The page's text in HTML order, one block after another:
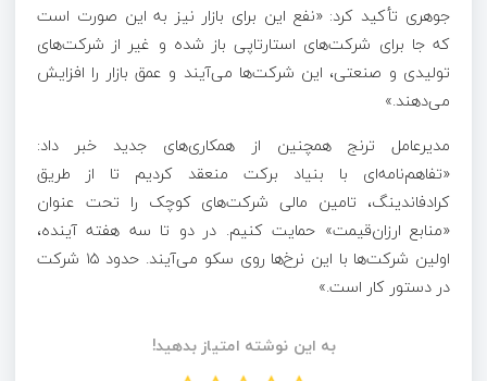
جوهری تأکید کرد: «نفع این برای بازار نیز به این صورت است
که جا برای شرکت‌های استارتاپی باز شده و غیر از شرکت‌های
تولیدی و صنعتی، این شرکت‌ها می‌آیند و عمق بازار را افزایش
می‌دهند.»
مدیرعامل ترنج همچنین از همکاری‌های جدید خبر داد:
«تفاهم‌نامه‌ای با بنیاد برکت منعقد کردیم تا از طریق
کرادفاندینگ، تامین مالی شرکت‌های کوچک را تحت عنوان
«منابع ارزان‌قیمت» حمایت کنیم. در دو تا سه هفته آینده،
اولین شرکت‌ها با این نرخ‌ها روی سکو می‌آیند. حدود ۱۵ شرکت
در دستور کار است.»
به این نوشته امتیاز بدهید!